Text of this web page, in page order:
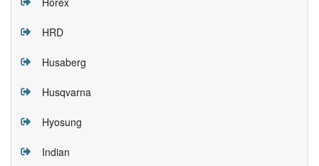
HRD
Husaberg
Husqvarna
Hyosung
Indian